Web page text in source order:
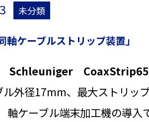
未分類
軸ケーブルストリップ装置」
Schleuniger
ル外径17mm、最大ストリッ
軸ケーブル端末加工機の導入